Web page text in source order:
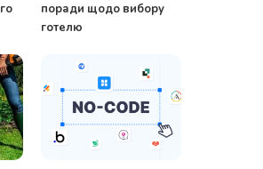
поради щодо вибору
готелю